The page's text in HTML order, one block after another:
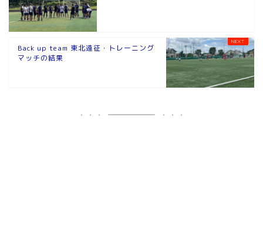
Back up team 東北遠征・トレーニング
マッチの結果